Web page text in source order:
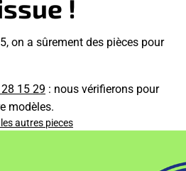
!
on a sûrement des pièces pour
15 29 : nous vérifierons pour
modèles.
autres pieces